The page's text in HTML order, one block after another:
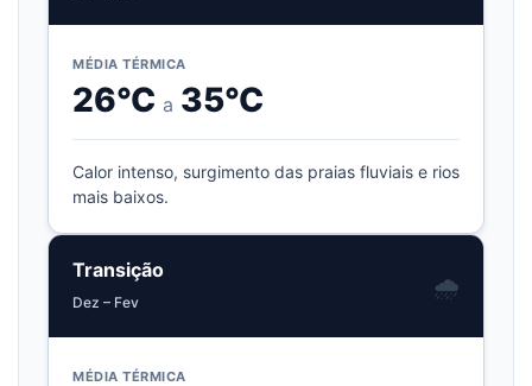
MÉDIA TÉRMICA
26°C a 35°C
Calor intenso, surgimento das praias fluviais e rios
mais baixos.
Transição
Dez – Fev
🌧️
MÉDIA TÉRMICA